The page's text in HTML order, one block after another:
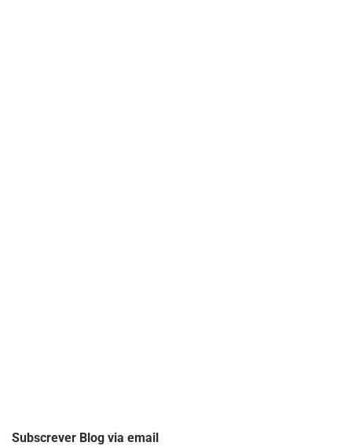
Subscrever Blog via email